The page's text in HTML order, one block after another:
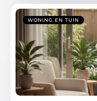
WONING EN TUIN